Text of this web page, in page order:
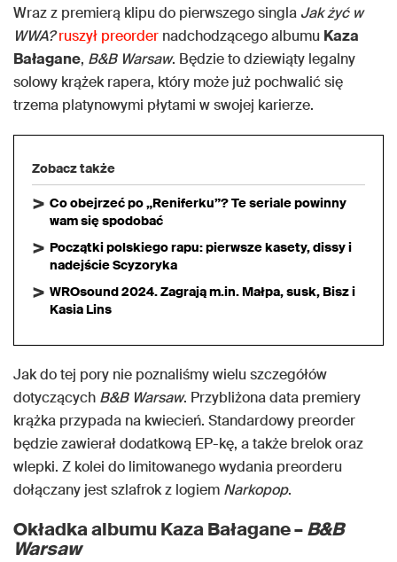
Wraz z premierą klipu do pierwszego singla Jak żyć w
WWA? ruszył preorder nadchodzącego albumu Kaza
Bałagane, B&B Warsaw. Będzie to dziewiąty legalny
solowy krążek rapera, który może już pochwalić się
trzema platynowymi płytami w swojej karierze.
Zobacz także
Co obejrzeć po „Reniferku”? Te seriale powinny
wam się spodobać
Początki polskiego rapu: pierwsze kasety, dissy i
nadejście Scyzoryka
WROsound 2024. Zagrają m.in. Małpa, susk, Bisz i
Kasia Lins
Jak do tej pory nie poznaliśmy wielu szczegółów
dotyczących B&B Warsaw. Przybliżona data premiery
krążka przypada na kwiecień. Standardowy preorder
będzie zawierał dodatkową EP-kę, a także brelok oraz
wlepki. Z kolei do limitowanego wydania preorderu
dołączany jest szlafrok z logiem Narkopop.
Okładka albumu Kaza Bałagane –B&B
Warsaw